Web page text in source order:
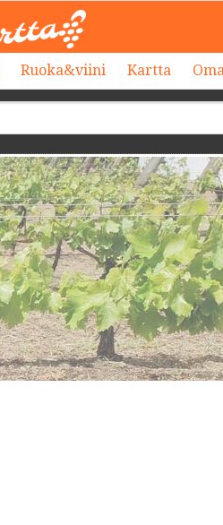
Ruoka&viini Kartta